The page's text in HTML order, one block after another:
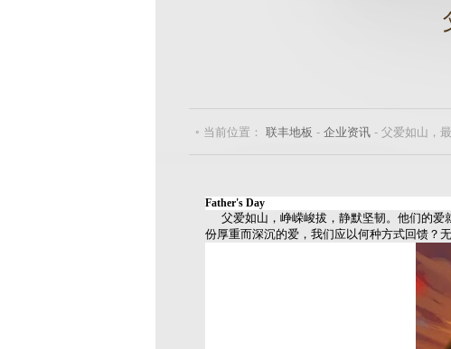
◦ 当前位置： 联丰地板 - 企业资讯 - 父爱如山，
Father's Day
父爱如山，峥嵘峻拔，静默坚韧。他们的
份厚重而深沉的爱，我们应以何种方式回馈？